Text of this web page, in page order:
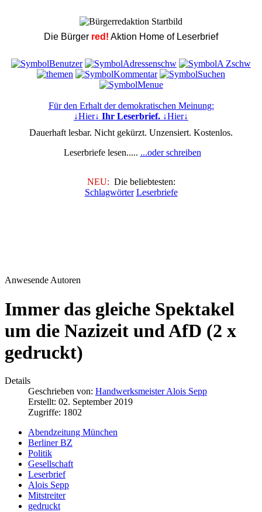
Die Bürger red! Aktion Home of Leserbrief
Für den Erhalt der demokratischen Meinung:
↓Hier↓ Ihr Leserbrief. ↓Hier↓
Dauerhaft lesbar. Nicht gekürzt. Unzensiert. Kostenlos.
Leserbriefe lesen..... ...oder schreiben
NEU: Die beliebtesten:
Schlagwörter Leserbriefe
Anwesende Autoren
Immer das gleiche Spektakel
um die Nazizeit und AfD (2 x
gedruckt)
Details
Geschrieben von: Handwerksmeister Alois Sepp
Erstellt: 02. September 2019
Zugriffe: 1802
Abendzeitung München
Berliner BZ
Politik
Gesellschaft
Leserbrief
Alois Sepp
Mitstreiter
gedruckt